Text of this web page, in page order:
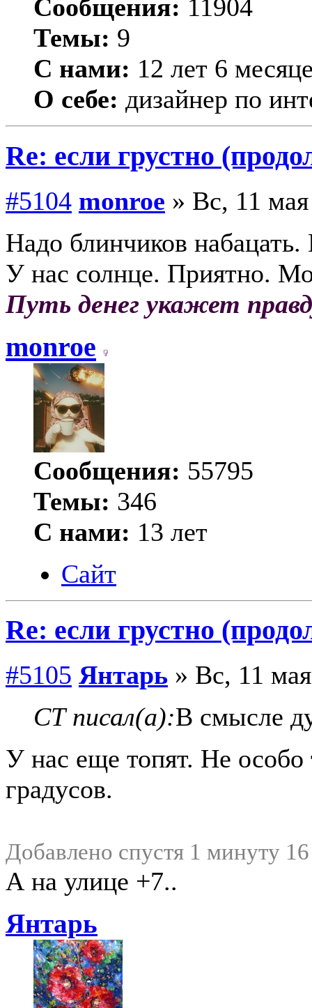
Сообщения: 11904
Темы: 9
С нами: 12 лет 6
О себе: дизайнер по
Re: если грустно
#5104 monroe » Вс, 11
Надо блинчиков
У нас солнце. Приятно.
Путь денег укажет
monroe
Сообщения: 55795
Темы: 346
С нами: 13 лет
Сайт
Re: если грустно
#5105 Янтарь » Вс, 11
СТ писал(а):В смысле
У нас еще топят. Не
градусов.
Добавлено спустя 1 минуту
А на улице +7..
Янтарь